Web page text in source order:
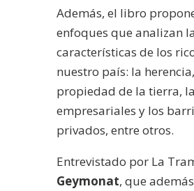
Además, el libro
enfoques que analizan
características de los
nuestro país: la
propiedad de la tierra,
empresariales y los
privados, entre otros.
Entrevistado por La
Geymonat, que